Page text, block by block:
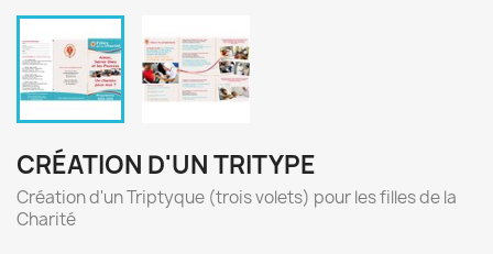
CRÉATION D'UN TRITYPE
Création d'un Triptyque (trois volets) pour les filles de la
Charité